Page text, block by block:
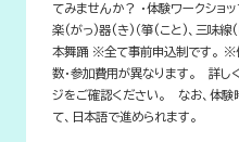
てみませんか？ ・体験ワークシ
楽(がっ)器(き)（箏(こと)、三味線
本舞踊 ※全て事前申込制です。 ※
数・参加費用が異なります。 詳し
ジをご確認ください。 なお、体験
て、日本語で進められます。